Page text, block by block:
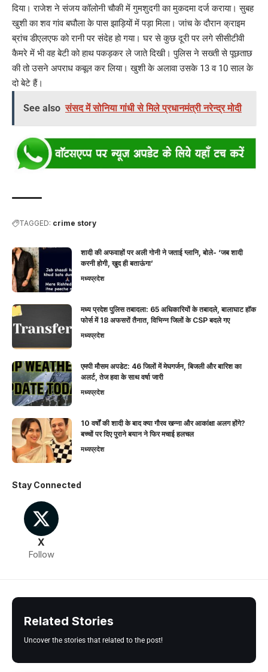
दिया। राजेश ने संजय कॉलोनी चौकी में गुमशुदगी का मुकदमा दर्ज कराया। सुबह
खुशी का शव गांव बघौला के पास झाड़ियों में पड़ा मिला। जांच के दौरान क्राइम
ब्रांच डीएलएफ को रानी पर संदेह हो गया। घर से कुछ दूरी पर लगे सीसीटीवी
कैमरे में भी वह बेटी को हाथ पकड़कर ले जाते दिखी। पुलिस ने सख्ती से पूछताछ
की तो उसने अपराध कबूल कर लिया। खुशी के अलावा उसके 13 व 10 साल के
दो बेटे हैं।
See also संसद में सोनिया गांधी से मिले प्रधानमंत्री नरेन्द्र मोदी
TAGGED: crime story
शादी की अफवाहों पर अली गोनी ने जताई ग्लानि, बोले- ‘जब शादी
करनी होगी, खुद ही बताऊंगा’
मध्यप्रदेश
मध्य प्रदेश पुलिस तबादला: 65 अधिकारियों के तबादले, बालाघाट हॉक
फोर्स में 18 अफसरों तैनात, विभिन्न जिलों के CSP बदले गए
मध्यप्रदेश
एमपी मौसम अपडेट: 46 जिलों में मेघगर्जन, बिजली और बारिश का
अलर्ट, तेज हवा के साथ वर्षा जारी
मध्यप्रदेश
10 वर्षों की शादी के बाद क्या गौरव खन्ना और आकांक्षा अलग होंगे?
बच्चों पर दिए पुराने बयान ने फिर मचाई हलचल
मध्यप्रदेश
Stay Connected
X
Follow
Related Stories
Uncover the stories that related to the post!